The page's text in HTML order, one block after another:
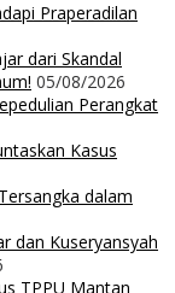
Praperadilan
dari Skandal
05/08/2026
Perangkat
Kasus
dalam
dan Kuseryansyah
TPPU Mantan